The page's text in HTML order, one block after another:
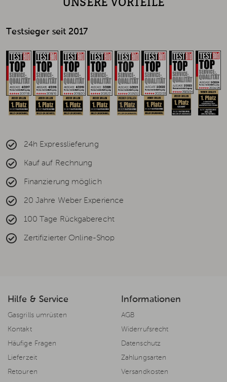
Testsieger seit 2017
24h Expresslieferung
Kauf auf Rechnung
Finanzierung möglich
20 Jahre Weber Experience
100 Tage Rückgaberecht
Zertifizierter Online-Shop
Hilfe & Service
Gasgrills umrüsten
Kontakt
Häufige Fragen
Lieferzeit
Retouren
Informationen
AGB
Widerrufsrecht
Datenschutz
Zahlungsarten
Versandkosten